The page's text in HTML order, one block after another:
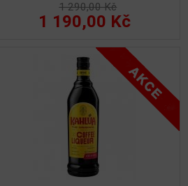
1 290,00 Kč
1 190,00 Kč